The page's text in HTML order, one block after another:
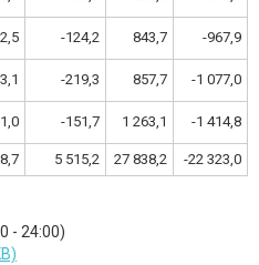
-124,2 843,7 -967,9
-219,3 857,7 -1 077,0
-151,7 1 263,1 -1 414,8
5 515,2 27 838,2 -22 323,0
- 24:00)